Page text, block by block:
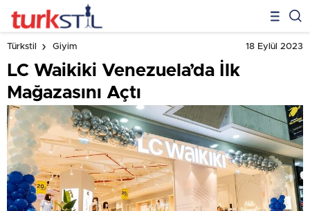
Türkstil Giyim 18 Eylül 2023
LC Waikiki Venezuela’da İlk
Mağazasını Açtı